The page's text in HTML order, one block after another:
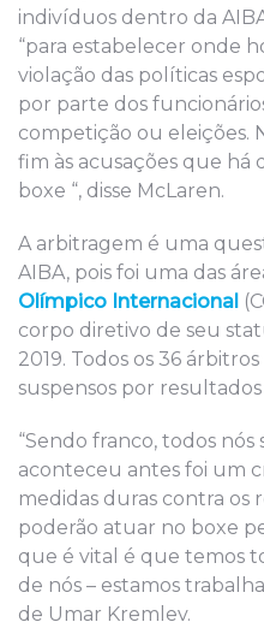
indivíduos dentro da
“para estabelecer onde
violação das políticas
por parte dos
competição ou eleições.
fim às acusações que há
boxe “, disse McLaren.
A arbitragem é uma
AIBA, pois foi uma das
Olímpico Internacional
corpo diretivo de seu
2019. Todos os 36
suspensos por resultados
“Sendo franco, todos
aconteceu antes foi um
medidas duras contra os
poderão atuar no boxe
que é vital é que temos
de nós – estamos
de Umar Kremlev.